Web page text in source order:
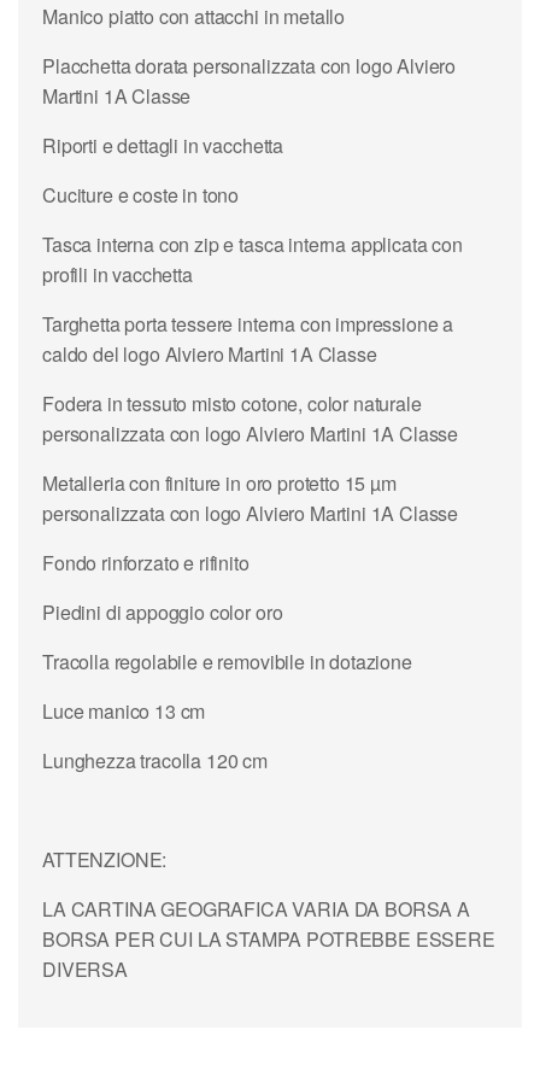
Manico piatto con attacchi in metallo
Placchetta dorata personalizzata con logo Alviero
Martini 1A Classe
Riporti e dettagli in vacchetta
Cuciture e coste in tono
Tasca interna con zip e tasca interna applicata con
profili in vacchetta
Targhetta porta tessere interna con impressione a
caldo del logo Alviero Martini 1A Classe
Fodera in tessuto misto cotone, color naturale
personalizzata con logo Alviero Martini 1A Classe
Metalleria con finiture in oro protetto 15 µm
personalizzata con logo Alviero Martini 1A Classe
Fondo rinforzato e rifinito
Piedini di appoggio color oro
Tracolla regolabile e removibile in dotazione
Luce manico 13 cm
Lunghezza tracolla 120 cm
ATTENZIONE:
LA CARTINA GEOGRAFICA VARIA DA BORSA A
BORSA PER CUI LA STAMPA POTREBBE ESSERE
DIVERSA